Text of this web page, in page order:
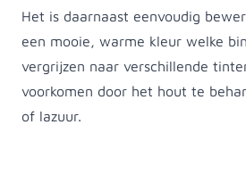
Het is daarnaast eenvoudig
een mooie, warme kleur welke
vergrijzen naar verschillende
voorkomen door het hout te
of lazuur.